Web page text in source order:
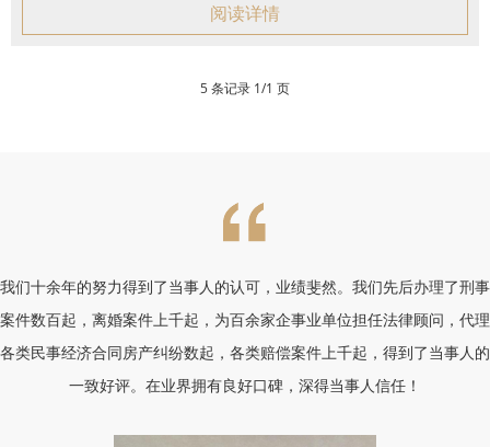
阅读详情
5 条记录 1/1 页
我们十余年的努力得到了当事人的认可，业绩斐然。我们先后办理了刑事
案件数百起，离婚案件上千起，为百余家企事业单位担任法律顾问，代理
各类民事经济合同房产纠纷数起，各类赔偿案件上千起，得到了当事人的
一致好评。在业界拥有良好口碑，深得当事人信任！